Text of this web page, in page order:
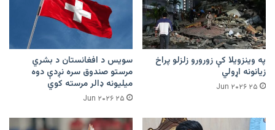
په وینزویلا کې زورورو زلزلو پراخ
زیانونه اړولي
۲۵ Jun ۲۰۲۶
سویس د افغانستان د بشري
مرستو صندوق سره نږدې دوه
میلیونه ډالر مرسته کوي
۲۵ Jun ۲۰۲۶